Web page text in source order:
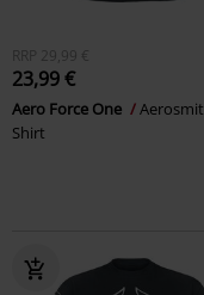
RRP 29,99 €
23,99 €
Aero Force One
Shirt